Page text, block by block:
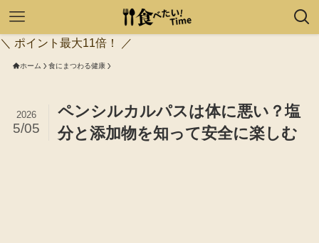
＼ ポイント最大11倍！ ／
ホーム 食にまつわる健康
ペンシルカルパスは体に悪い？塩
分と添加物を知って安全に楽しむ
2026
5/05